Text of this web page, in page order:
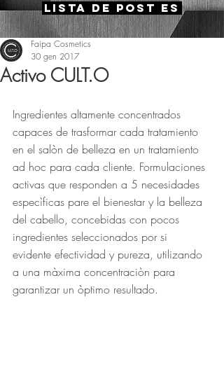
Lista de Post ES
Activo CULT.O
Faipa Cosmetics
30 gen 2017
Ingredientes altamente concentrados
capaces de trasformar cada tratamiento
en el salòn de belleza en un tratamiento
ad hoc para cada cliente. Formulaciones
activas que responden a 5 necesidades
especìficas pare el bienestar y la belleza
del cabello, concebidas con pocos
ingredientes seleccionados por si
evidente efectividad y pureza, utilizando
a una màxima concentraciòn para
garantizar un òptimo resultado.